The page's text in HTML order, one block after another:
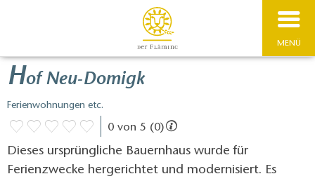
MENÜ
Hof Neu-Domigk
Ferienwohnungen etc.
0 von 5 (0)
Dieses ursprüngliche Bauernhaus wurde für
Ferienzwecke hergerichtet und modernisiert. Es